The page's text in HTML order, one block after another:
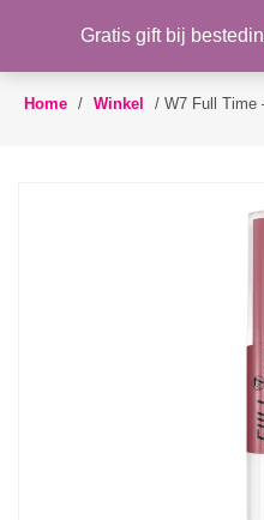
Toggle
WENSLIJST
Home / Winkel / W7 Full Time
Gratis gift bij